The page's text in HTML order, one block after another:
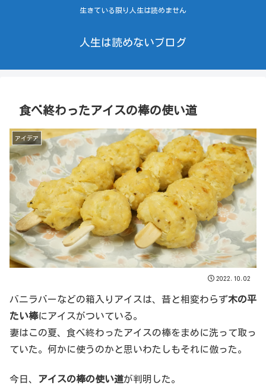
生きている限り人生は読めません
人生は読めないブログ
食べ終わったアイスの棒の使い道
アイデア
2022.10.02
バニラバーなどの箱入りアイスは、昔と相変わらず木の平
たい棒にアイスがついている。
妻はこの夏、食べ終わったアイスの棒をまめに洗って取っ
ていた。何かに使うのかと思いわたしもそれに倣った。
今日、 アイスの棒の使い道が判明した。